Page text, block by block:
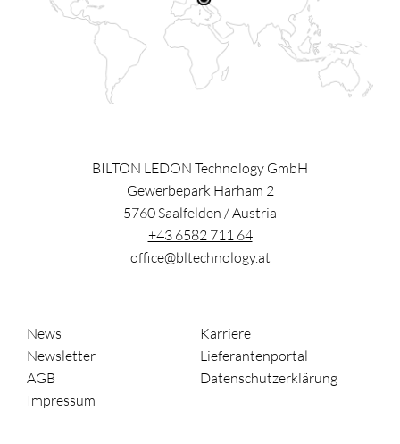
BILTON LEDON Technology GmbH
Gewerbepark Harham 2
5760Saalfelden /Austria
+43 6582 711 64
office@bltechnology.at
News
Karriere
Newsletter
Lieferantenportal
AGB
Datenschutzerklärung
Impressum